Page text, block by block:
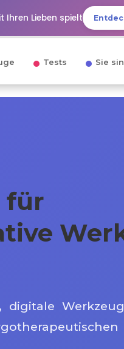
Ihren Lieben spielt
Tests Sie
für
digitale